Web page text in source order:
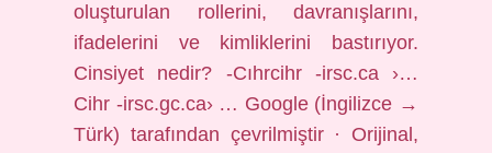
oluşturulan rollerini, davranışlarını,
ifadelerini ve kimliklerini bastırıyor.
Cinsiyet nedir? -Cıhrcihr -irsc.ca ›…
Cihr -irsc.gc.ca› … Google (İngilizce →
Türk) tarafından çevrilmiştir · Orijinal,